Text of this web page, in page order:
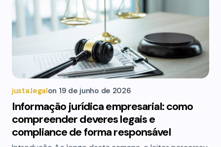
justa.legalon 19 de junho de 2026
Informação jurídica empresarial: como
compreender deveres legais e
compliance de forma responsável